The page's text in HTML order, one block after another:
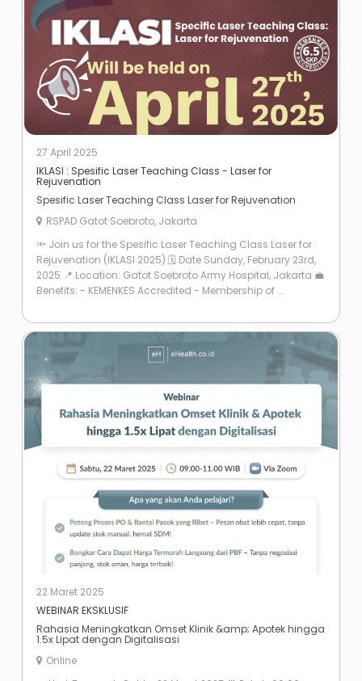
27 April 2025
IKLASI : Spesific Laser Teaching Class - Laser for
Rejuvenation
Spesific Laser Teaching Class Laser for Rejuvenation
RSPAD Gatot Soebroto, Jakarta
🔦 Join us for the Spesific Laser Teaching Class Laser for
Rejuvenation (IKLASI 2025) 🗓 Date Sunday, February 23rd,
2025 📍 Location: Gatot Soebroto Army Hospital, Jakarta 💼
Benefits: - KEMENKES Accredited - Membership of ...
22 Maret 2025
WEBINAR EKSKLUSIF
Rahasia Meningkatkan Omset Klinik &amp; Apotek hingga
1.5x Lipat dengan Digitalisasi
Online